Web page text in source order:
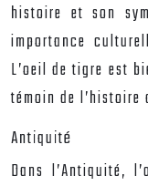
histoire et son
importance
L’oeil de tigre est
témoin de l’histoire
Antiquité
Dans l’Antiquité,